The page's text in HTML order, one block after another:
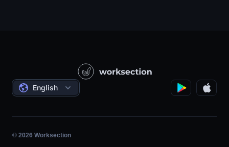
Staatliche / Soziale Projekte
Projektmanagement
Stundengenaue Arbeit
Agile
Bedingungen
English
© 2026 Worksection